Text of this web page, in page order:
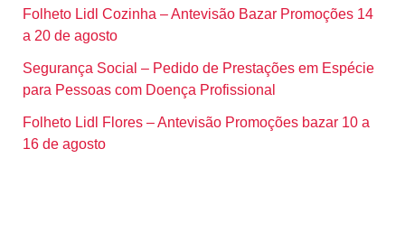
Folheto Lidl Cozinha – Antevisão Bazar Promoções 14
a 20 de agosto
Segurança Social – Pedido de Prestações em Espécie
para Pessoas com Doença Profissional
Folheto Lidl Flores – Antevisão Promoções bazar 10 a
16 de agosto